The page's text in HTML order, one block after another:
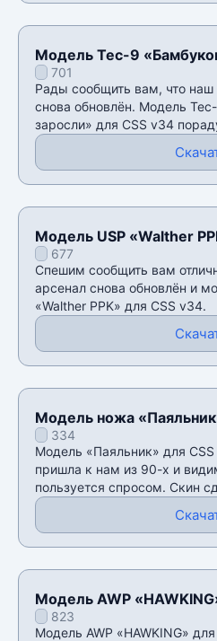
Модель Tec-9
CSS v34
701
Рады сообщить вам, что наш
снова обновлён. Модель
заросли» для CSS v34
Модель USP «Walther
677
Спешим сообщить вам
арсенал снова обновлён и
«Walther PPK» для CSS v34.
Модель ножа
334
Модель «Паяльник» для
пришла к нам из 90-х и
пользуется спросом. Скин
Модель AWP
823
Модель AWP «HAWKING»